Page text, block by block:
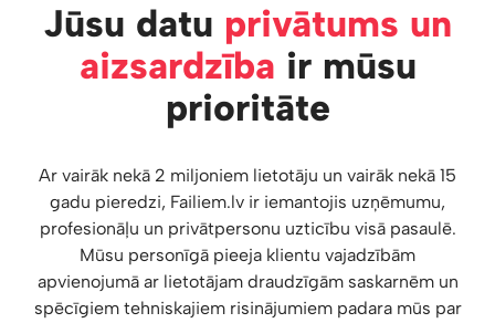
Jūsu datu privātums un
aizsardzība ir mūsu
prioritāte
Ar vairāk nekā 2 miljoniem lietotāju un vairāk nekā 15
gadu pieredzi, Failiem.lv ir iemantojis uzņēmumu,
profesionāļu un privātpersonu uzticību visā pasaulē.
Mūsu personīgā pieeja klientu vajadzībām
apvienojumā ar lietotājam draudzīgām saskarnēm un
spēcīgiem tehniskajiem risinājumiem padara mūs par